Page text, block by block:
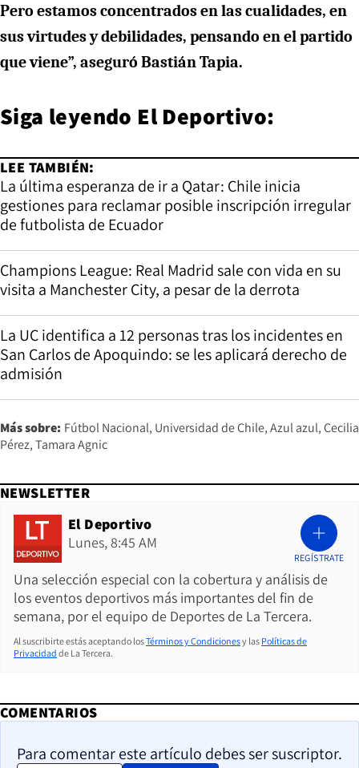
Pero estamos concentrados en las cualidades, en
sus virtudes y debilidades, pensando en el partido
que viene”, aseguró Bastián Tapia.
Siga leyendo El Deportivo:
LEE TAMBIÉN:
La última esperanza de ir a Qatar: Chile inicia
gestiones para reclamar posible inscripción irregular
de futbolista de Ecuador
Champions League: Real Madrid sale con vida en su
visita a Manchester City, a pesar de la derrota
La UC identifica a 12 personas tras los incidentes en
San Carlos de Apoquindo: se les aplicará derecho de
admisión
Más sobre: Fútbol Nacional Universidad de Chile Azul azul Cecilia
Pérez Tamara Agnic
NEWSLETTER
El Deportivo
Lunes, 8:45 AM
Una selección especial con la cobertura y análisis de
los eventos deportivos más importantes del fin de
semana, por el equipo de Deportes de La Tercera.
REGÍSTRATE
Al suscribirte estás aceptando losTérminos y Condicionesy las Políticas de
Privacidad de La Tercera.
COMENTARIOS
Para comentar este artículo debes ser suscriptor.